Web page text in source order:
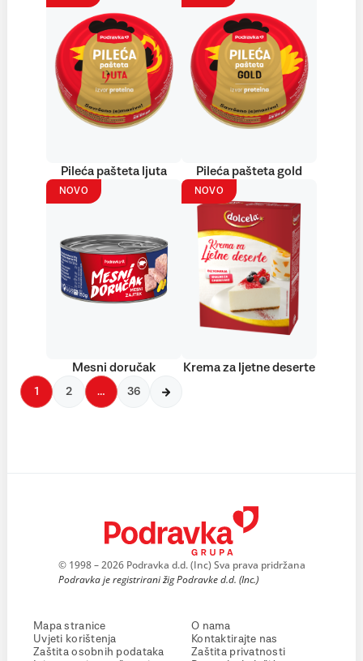
Pileća pašteta ljuta Pileća pašteta gold
NOVO
Mesni doručak
NOVO
Krema za ljetne deserte
1 2 … 36
© 1998 – 2026 Podravka d.d. (Inc) Sva prava pridržana
Podravka je registrirani žig Podravke d.d. (Inc.)
Mapa stranice
Uvjeti korištenja
Zaštita osobnih podataka
O nama
Kontaktirajte nas
Zaštita privatnosti